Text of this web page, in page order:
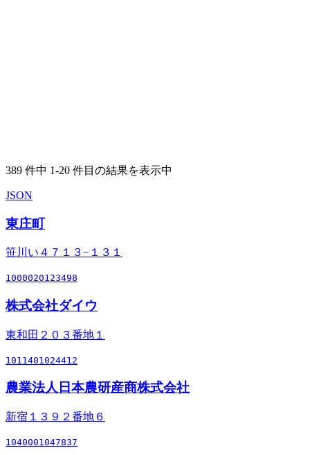
389 件中 1-20 件目の結果を表示中
JSON
東庄町
笹川い４７１３−１３１
1000020123498
株式会社ダイウ
東和田２０３番地１
1011401024412
農業法人日本農研産商株式会社
新宿１３９２番地６
1040001047837